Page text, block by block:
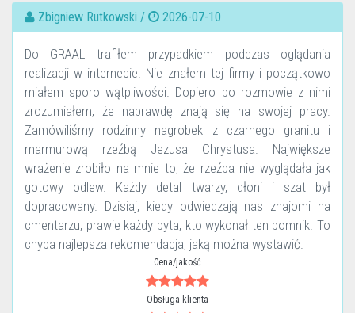
Zbigniew Rutkowski / 2026-07-10
Do GRAAL trafiłem przypadkiem podczas oglądania
realizacji w internecie. Nie znałem tej firmy i początkowo
miałem sporo wątpliwości. Dopiero po rozmowie z nimi
zrozumiałem, że naprawdę znają się na swojej pracy.
Zamówiliśmy rodzinny nagrobek z czarnego granitu i
marmurową rzeźbą Jezusa Chrystusa. Największe
wrażenie zrobiło na mnie to, że rzeźba nie wyglądała jak
gotowy odlew. Każdy detal twarzy, dłoni i szat był
dopracowany. Dzisiaj, kiedy odwiedzają nas znajomi na
cmentarzu, prawie każdy pyta, kto wykonał ten pomnik. To
chyba najlepsza rekomendacja, jaką można wystawić.
Cena/jakość
Obsługa klienta